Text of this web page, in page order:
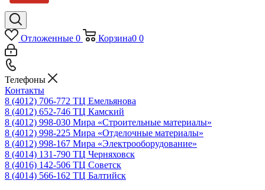
Отложенные 0 Корзина0 0
Телефоны
Контакты
8 (4012) 706-772 ТЦ Емельянова
8 (4012) 652-746 ТЦ Камский
8 (4012) 998-030 Мира «Строительные материалы»
8 (4012) 998-225 Мира «Отделочные материалы»
8 (4012) 998-167 Мира «Электрооборудование»
8 (4014) 131-790 ТЦ Черняховск
8 (4016) 142-506 ТЦ Советск
8 (4014) 566-162 ТЦ Балтийск